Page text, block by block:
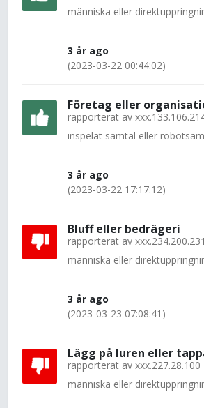
människa eller
3 år ago
(2023-03-22 00:44:02)
Företag eller
rapporterat av
inspelat samtal eller
3 år ago
(2023-03-22 17:17:12)
Bluff eller bedrägeri
rapporterat av xxx.234.200.231
människa eller
3 år ago
(2023-03-23 07:08:41)
Lägg på luren eller
rapporterat av xxx.227.28.100
människa eller